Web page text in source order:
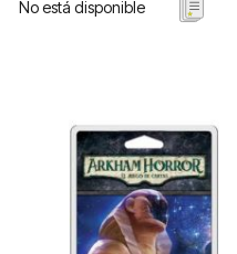
No está disponible